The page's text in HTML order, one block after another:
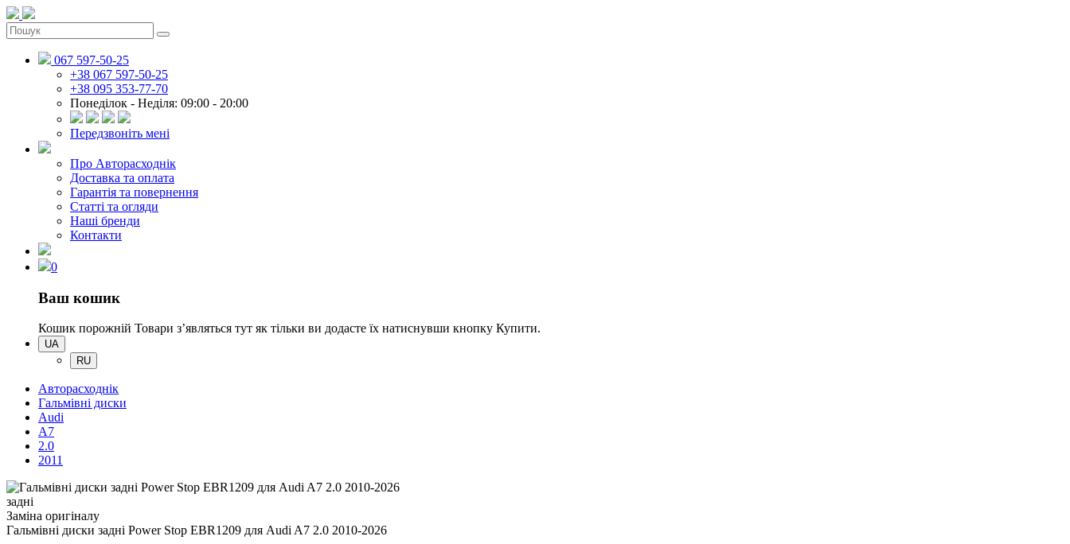
067 597-50-25
+38 067 597-50-25
+38 095 353-77-70
Понеділок - Неділя: 09:00 - 20:00
Передзвоніть мені
Про Авторасходнік
Доставка та оплата
Гарантія та повернення
Статті та огляди
Наші бренди
Контакти
0
Ваш кошик
Кошик порожній Товари зʼявляться тут як тільки ви додасте їх натиснувши кнопку Купити.
UA
RU
Авторасходнік
Гальмівні диски
Audi
A7
2.0
2011
задні
Заміна оригіналу
Гальмівні диски задні Power Stop EBR1209 для Audi A7 2.0 2010-2026